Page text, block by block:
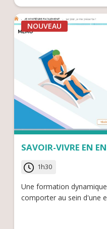
NOUVEAU
SAVOIR-VIVRE EN
1h30
Une formation
comporter au sein d'une